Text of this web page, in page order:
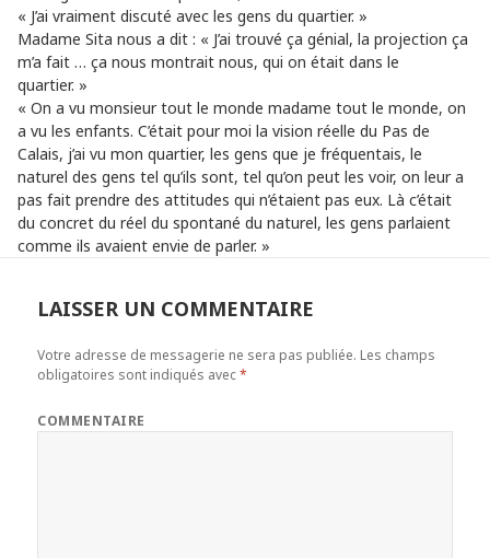
« J’ai vraiment discuté avec les gens du quartier. »
Madame Sita nous a dit : « J’ai trouvé ça génial, la projection ça
m’a fait … ça nous montrait nous, qui on était dans le
quartier. »
« On a vu monsieur tout le monde madame tout le monde, on
a vu les enfants. C’était pour moi la vision réelle du Pas de
Calais, j’ai vu mon quartier, les gens que je fréquentais, le
naturel des gens tel qu’ils sont, tel qu’on peut les voir, on leur a
pas fait prendre des attitudes qui n’étaient pas eux. Là c’était
du concret du réel du spontané du naturel, les gens parlaient
comme ils avaient envie de parler. »
LAISSER UN COMMENTAIRE
Votre adresse de messagerie ne sera pas publiée. Les champs
obligatoires sont indiqués avec*
COMMENTAIRE